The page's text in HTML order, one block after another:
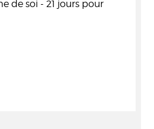
de soi - 21 jours pour